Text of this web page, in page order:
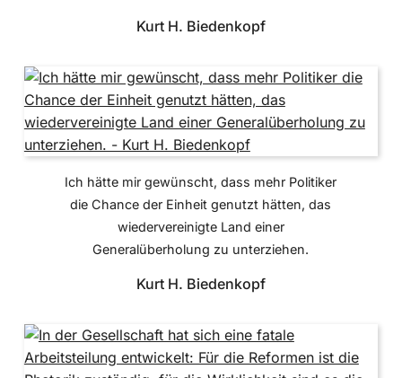
Kurt H. Biedenkopf
Ich hätte mir gewünscht, dass mehr Politiker
die Chance der Einheit genutzt hätten, das
wiedervereinigte Land einer
Generalüberholung zu unterziehen.
Kurt H. Biedenkopf